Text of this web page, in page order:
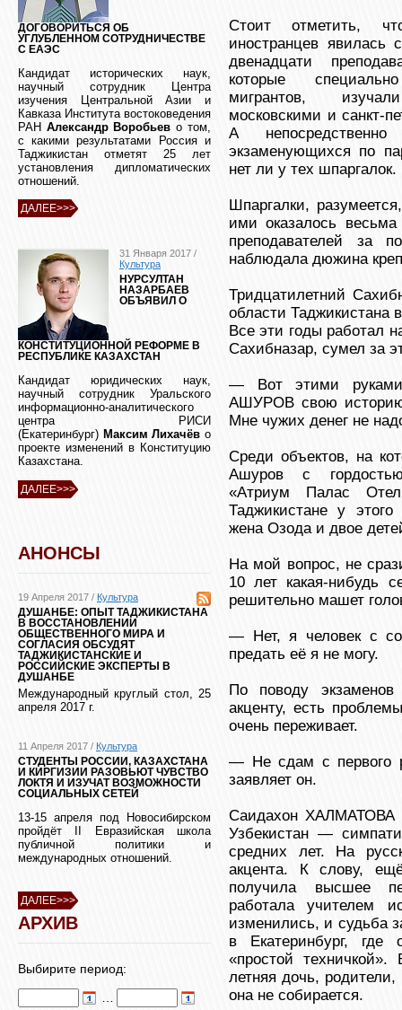
ДОГОВОРИТЬСЯ ОБ
УГЛУБЛЕННОМ СОТРУДНИЧЕСТВЕ
С ЕАЭС
Кандидат исторических наук,
научный сотрудник Центра
изучения Центральной Азии и
Кавказа Института востоковедения
РАН Александр Воробьев о том,
с какими результатами Россия и
Таджикистан отметят 25 лет
установления дипломатических
отношений.
ДАЛЕЕ>>>
31 Января 2017 /
Культура
НУРСУЛТАН
НАЗАРБАЕВ
ОБЪЯВИЛ О
КОНСТИТУЦИОННОЙ РЕФОРМЕ В
РЕСПУБЛИКЕ КАЗАХСТАН
Кандидат юридических наук,
научный сотрудник Уральского
информационно-аналитического
центра РИСИ
(Екатеринбург) Максим Лихачёв о
проекте изменений в Конституцию
Казахстана.
ДАЛЕЕ>>>
АНОНСЫ
19 Апреля 2017 / Культура
ДУШАНБЕ: ОПЫТ ТАДЖИКИСТАНА
В ВОССТАНОВЛЕНИИ
ОБЩЕСТВЕННОГО МИРА И
СОГЛАСИЯ ОБСУДЯТ
ТАДЖИКИСТАНСКИЕ И
РОССИЙСКИЕ ЭКСПЕРТЫ В
ДУШАНБЕ
Международный круглый стол, 25
апреля 2017 г.
11 Апреля 2017 / Культура
СТУДЕНТЫ РОССИИ, КАЗАХСТАНА
И КИРГИЗИИ РАЗОВЬЮТ ЧУВСТВО
ЛОКТЯ И ИЗУЧАТ ВОЗМОЖНОСТИ
СОЦИАЛЬНЫХ СЕТЕЙ
13-15 апреля под Новосибирском
пройдёт II Евразийская школа
публичной политики и
международных отношений.
ДАЛЕЕ>>>
АРХИВ
Выбирите период:
Стоит отметить,
иностранцев явилась
двенадцати
которые
мигрантов,
московскими и санкт-
А
экзаменующихся по
нет ли у тех шпаргалок.
Шпаргалки,
ими оказалось
преподавателей за
наблюдала дюжина
Тридцатилетний
области Таджикистана
Все эти годы работал
Сахибназар, сумел за
— Вот этими
АШУРОВ свою
Мне чужих денег не
Среди объектов, на
Ашуров с гордостью
«Атриум Палас
Таджикистане у этого
жена Озода и двое
На мой вопрос, не
10 лет какая-нибудь
решительно машет
— Нет, я человек с
предать её я не могу.
По поводу
акценту, есть
очень переживает.
— Не сдам с первого
заявляет он.
Саидахон ХАЛМАТОВА
Узбекистан —
средних лет. На
акцента. К слову,
получила высшее
работала учителем
изменились, и судьба
в Екатеринбург,
«простой
летняя дочь,
она не собирается.